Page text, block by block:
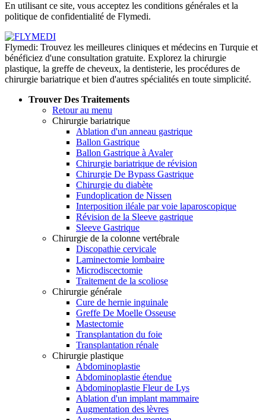
En utilisant ce site, vous acceptez les conditions générales et la
politique de confidentialité de Flymedi.
Flymedi: Trouvez les meilleures cliniques et médecins en Turquie et
bénéficiez d'une consultation gratuite. Explorez la chirurgie
plastique, la greffe de cheveux, la dentisterie, les procédures de
chirurgie bariatrique et bien d'autres spécialités en toute simplicité.
Trouver Des Traitements
Retour au menu
Chirurgie bariatrique
Ablation d'un anneau gastrique
Ballon Gastrique
Ballon Gastrique à Avaler
Chirurgie bariatrique de révision
Chirurgie De Bypass Gastrique
Chirurgie du diabète
Fundoplication de Nissen
Interposition iléale par voie laparoscopique
Révision de la Sleeve gastrique
Sleeve Gastrique
Chirurgie de la colonne vertébrale
Discopathie cervicale
Laminectomie lombaire
Microdiscectomie
Traitement de la scoliose
Chirurgie générale
Cure de hernie inguinale
Greffe De Moelle Osseuse
Mastectomie
Transplantation du foie
Transplantation rénale
Chirurgie plastique
Abdominoplastie
Abdominoplastie étendue
Abdominoplastie Fleur de Lys
Ablation d'un implant mammaire
Augmentation des lèvres